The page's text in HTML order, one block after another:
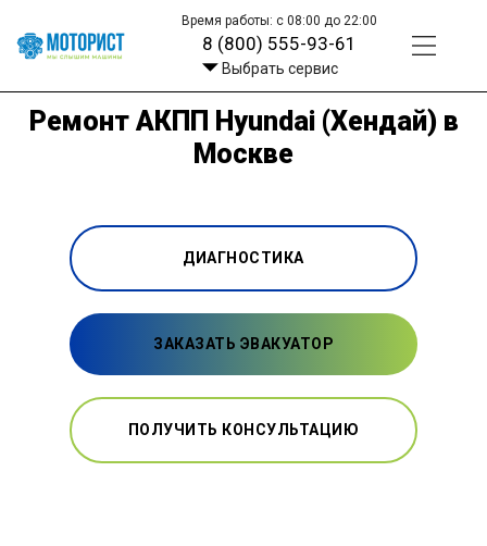
Время работы: с 08:00 до 22:00
8 (800) 555-93-61
Выбрать сервис
Ремонт АКПП Hyundai (Хендай) в
Москве
ДИАГНОСТИКА
ЗАКАЗАТЬ ЭВАКУАТОР
ПОЛУЧИТЬ КОНСУЛЬТАЦИЮ